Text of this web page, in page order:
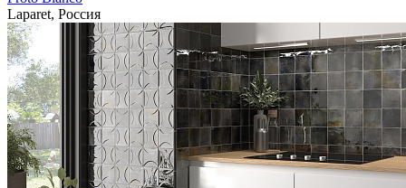
Laparet, Россия